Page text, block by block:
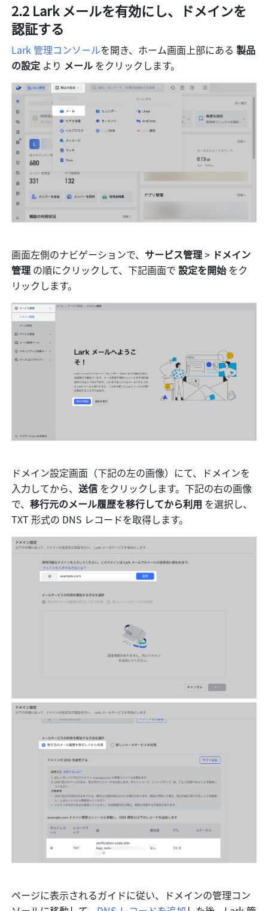
2.2 Lark メールを有効にし、ドメインを
認証する
Lark 管理コンソールを開き、ホーム画面上部にある 製品
の設定 より メール をクリックします。
画面左側のナビゲーションで、 サービス管理 > ドメイン
管理 の順にクリックして、下記画面で 設定を開始 をク
リックします。
ドメイン設定画面（下記の左の画像）にて、ドメインを
入力してから、送信 をクリックします。下記の右の画像
で、移行元のメール履歴を移行してから利用 を選択し、
TXT 形式の DNS レコードを取得します。
ページに表示されるガイドに従い、ドメインの管理コン